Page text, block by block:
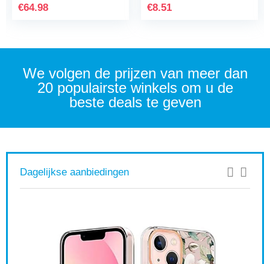
€64.98 €8.51
We volgen de prijzen van meer dan
20 populairste winkels om u de
beste deals te geven
Dagelijkse aanbiedingen